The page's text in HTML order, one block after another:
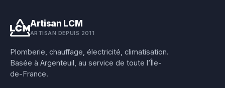
Artisan LCM
ARTISAN DEPUIS 2011
Plomberie, chauffage, électricité, climatisation.
Basée à Argenteuil, au service de toute l’Île-
de-France.